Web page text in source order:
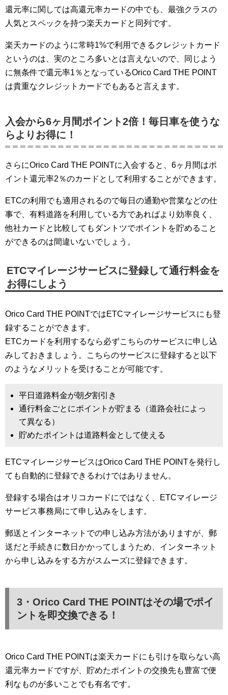
還元率に関しては高還元率カードの中でも、最強クラスの
人気とスペックを持つ楽天カードと同列です。
楽天カードのように常時1%で利用できるクレジットカード
というのは、実のところ多いとは言えないので、同じよう
に無条件で還元率1％となっているOrico Card THE POINT
は貴重なクレジットカードでもあると言えます。
入会から6ヶ月間ポイント2倍！毎日車を使うな
らよりお得に！
さらにOrico Card THE POINTに入会すると、6ヶ月間はポ
イント還元率2％のカードとして利用することができます。
ETCの利用でも適用されるので毎日の通勤や営業などの仕
事で、有料道路を利用している方であればより効率良く、
他社カードと比較してもダントツでポイントを貯めること
ができるのは間違いないでしょう。
ETCマイレージサービスに登録して通行料金を
お得にしよう
Orico Card THE POINTではETCマイレージサービスにも登
録することができます。
ETCカードを利用するなら必ずこちらのサービスに申し込
みしておきましょう。こちらのサービスに登録すると以下
のようなメリットを受けることが可能です。
平日道路料金が朝夕割引き
通行料金ごとにポイントが貯まる（道路会社によっ
て異なる）
貯めたポイントは道路料金として使える
ETCマイレージサービスはOrico Card THE POINTを発行し
ても自動的に登録できるわけではありません。
登録する場合はオリコカードにではなく、ETCマイレージ
サービス事務局にて申し込みをします。
郵送とインターネットでの申し込み方法がありますが、郵
送だと手続きに数日かかってしまうため、インターネット
から申し込みをする方がスムーズに登録できます。
3・Orico Card THE POINTはその場でポイ
ントを即交換できる！
Orico Card THE POINTは楽天カードにも引けを取らない高
還元率カードですが、貯めたポイントの交換先も豊富で便
利なものが多いことでも有名です。